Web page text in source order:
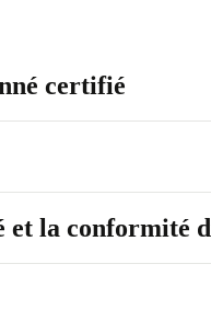
certifié
et la conformité